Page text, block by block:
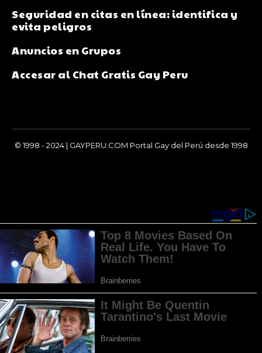
Seguridad en citas en línea: identifica y
evita peligros
Anuncios en Grupos
Accesar al Chat Gratis Gay Peru
© 1998 - 2024 | GAYPERU.COM Portal Gay del Perú desde 1998